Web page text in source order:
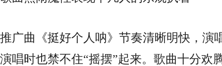
推广曲《挺好个人呐》节奏清晰明快，演
演唱时也禁不住“摇摆”起来。歌曲十分欢